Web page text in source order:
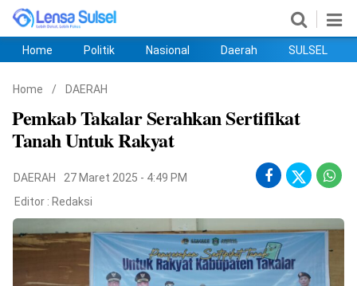
Home Politik Nasional Daerah SULSEL
Home / DAERAH
Pemkab Takalar Serahkan Sertifikat
Tanah Untuk Rakyat
DAERAH
27 Maret 2025 - 4:49 PM
Editor : Redaksi